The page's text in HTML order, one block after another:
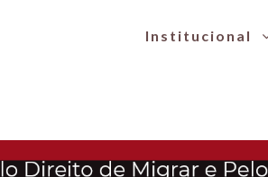
Institucional
e pelo Fim da Guerra